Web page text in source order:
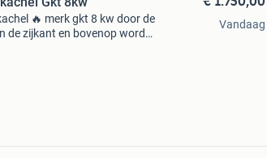
🔥 merk gkt 8 kw door de
de zijkant en bovenop wordt
Vandaag